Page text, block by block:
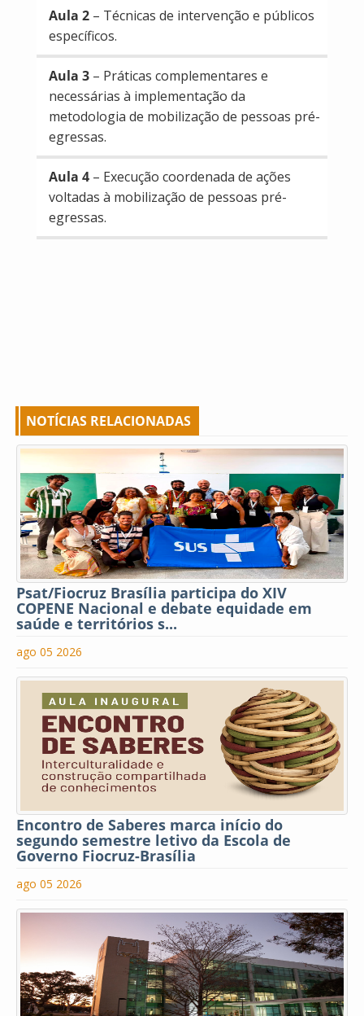
Aula 2 – Técnicas de intervenção e públicos
específicos.
Aula 3 – Práticas complementares e
necessárias à implementação da
metodologia de mobilização de pessoas pré-
egressas.
Aula 4 – Execução coordenada de ações
voltadas à mobilização de pessoas pré-
egressas.
NOTÍCIAS RELACIONADAS
Psat/Fiocruz Brasília participa do XIV
COPENE Nacional e debate equidade em
saúde e territórios s...
ago 05 2026
Encontro de Saberes marca início do
segundo semestre letivo da Escola de
Governo Fiocruz-Brasília
ago 05 2026